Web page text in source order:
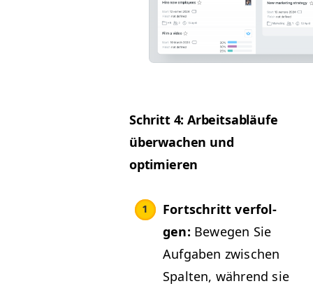
Schritt 4: Arbeitsabläufe
überwachen und
optimieren
Fortschritt ver­fol­
gen: Bewe­gen Sie
Auf­gaben zwis­chen
Spal­ten, während sie